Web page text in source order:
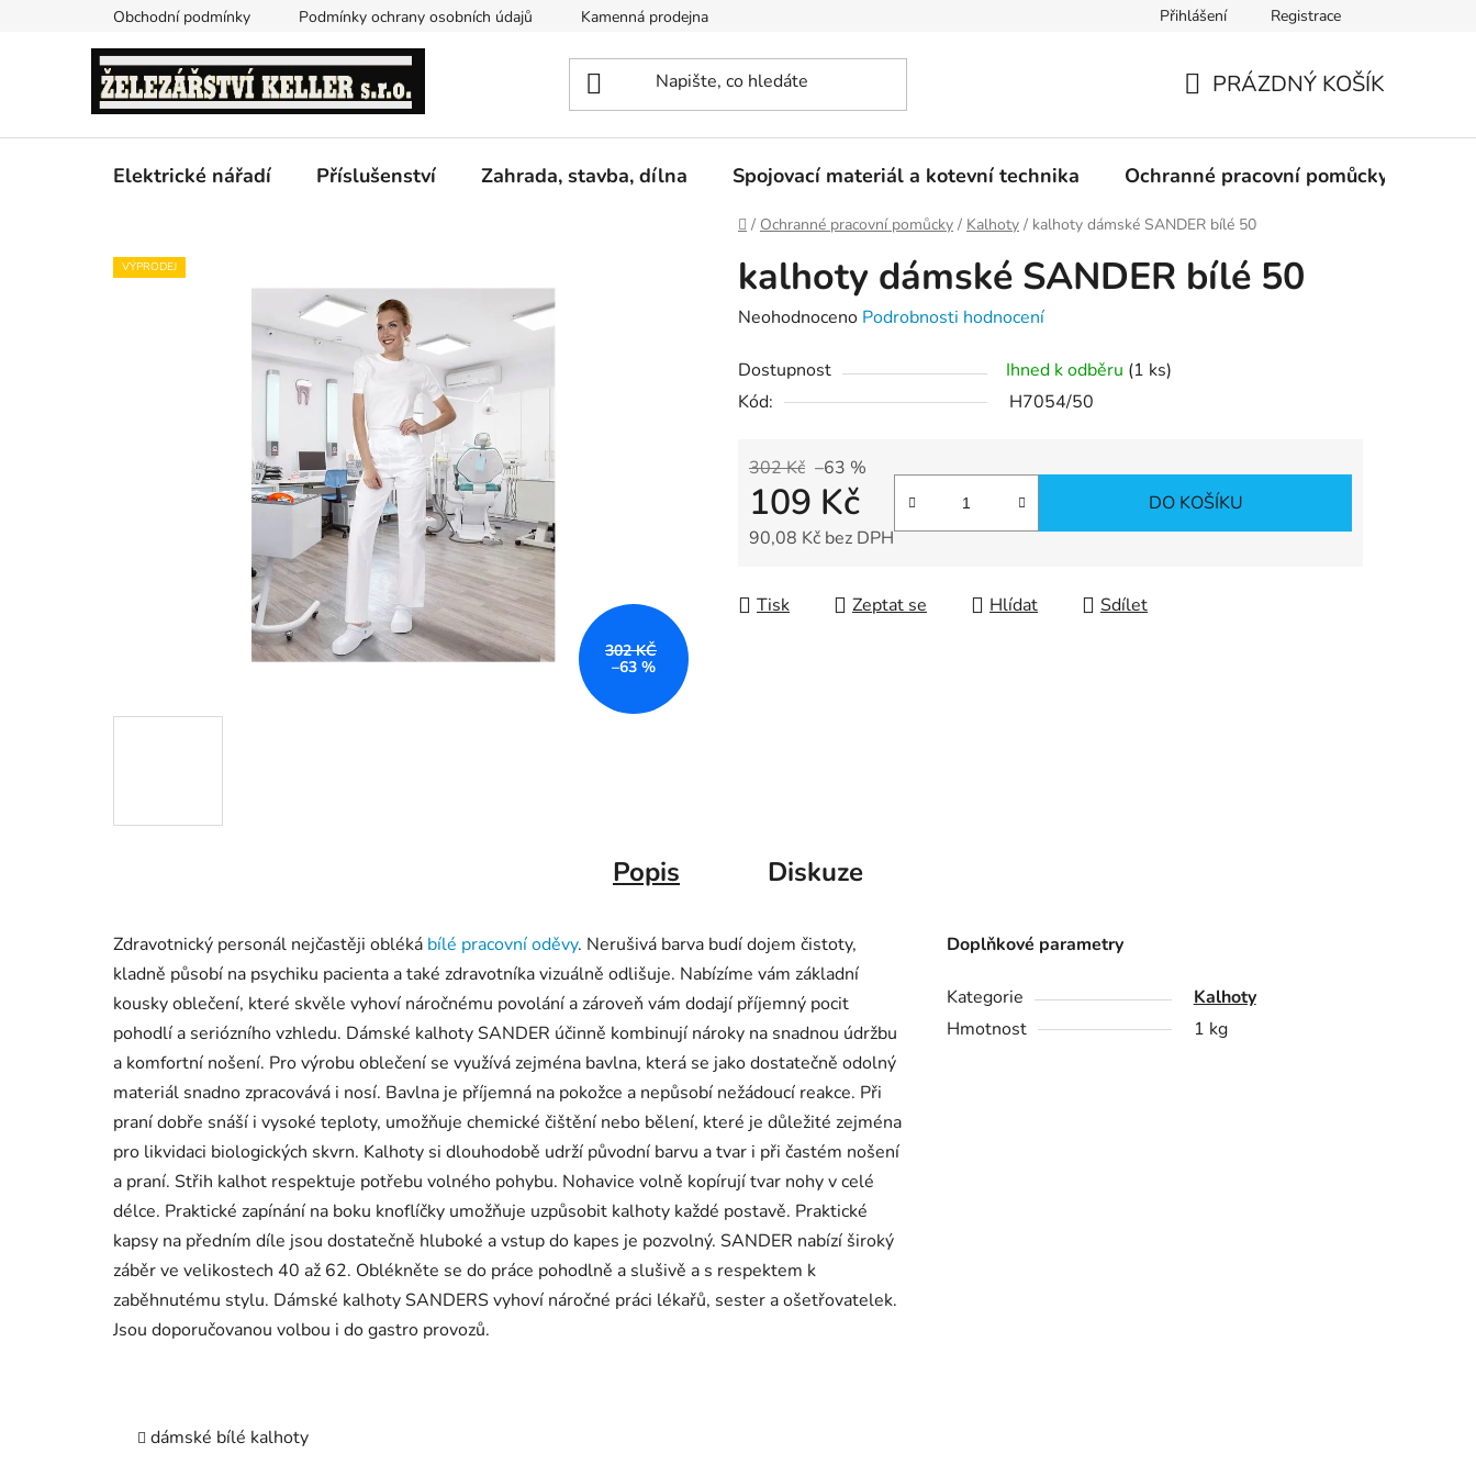
Obchodní podmínky Podmínky ochrany osobních údajů Kamenná prodejna Přihlášení Registrace
KOŠÍK
PRÁZDNÝ KOŠÍK
Elektrické nářadí Příslušenství Zahrada, stavba, dílna Spojovací materiál a kotevní technika Ochranné pracovní pomůcky
Domů
/ Ochranné pracovní pomůcky / Kalhoty / kalhoty dámské SANDER bílé 50
kalhoty dámské SANDER bílé 50
Průměrné
produktu
je
Neohodnoceno Podrobnosti hodnocení
Dostupnost Ihned k odběru (1 ks)
Kód:
H7054/50
302 Kč –63 %
109 Kč
90,08 Kč bez DPH
DO KOŠÍKU
Tisk Zeptat se Hlídat Sdílet
VÝPRODEJ
302 KČ
–63 %
Popis Diskuze
Zdravotnický personál nejčastěji obléká bílé pracovní oděvy. Nerušivá barva budí dojem čistoty,
kladně působí na psychiku pacienta a také zdravotníka vizuálně odlišuje. Nabízíme vám základní
kousky oblečení, které skvěle vyhoví náročnému povolání a zároveň vám dodají příjemný pocit
pohodlí a seriózního vzhledu. Dámské kalhoty SANDER účinně kombinují nároky na snadnou údržbu
a komfortní nošení. Pro výrobu oblečení se využívá zejména bavlna, která se jako dostatečně odolný
materiál snadno zpracovává i nosí. Bavlna je příjemná na pokožce a nepůsobí nežádoucí reakce. Při
praní dobře snáší i vysoké teploty, umožňuje chemické čištění nebo bělení, které je důležité zejména
pro likvidaci biologických skvrn. Kalhoty si dlouhodobě udrží původní barvu a tvar i při častém nošení
a praní. Střih kalhot respektuje potřebu volného pohybu. Nohavice volně kopírují tvar nohy v celé
délce. Praktické zapínání na boku knoflíčky umožňuje uzpůsobit kalhoty každé postavě. Praktické
kapsy na předním díle jsou dostatečně hluboké a vstup do kapes je pozvolný. SANDER nabízí široký
záběr ve velikostech 40 až 62. Oblékněte se do práce pohodlně a slušivě a s respektem k
zaběhnutému stylu. Dámské kalhoty SANDERS vyhoví náročné práci lékařů, sester a ošetřovatelek.
Jsou doporučovanou volbou i do gastro provozů.
dámské bílé kalhoty
Doplňkové parametry
Kategorie
Kalhoty
Hmotnost
1 kg